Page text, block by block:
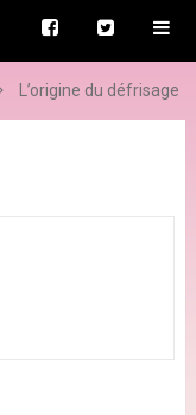
L’origine du défrisage